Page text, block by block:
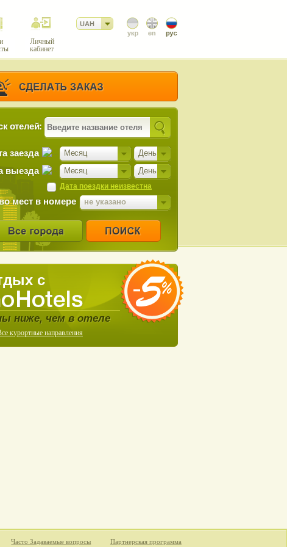
Личный
кабинет
UAH
отелей:
Месяц День
заезда
Месяц День
выезда
Дата поездки неизвестна
мест в номере не указано
с
ниже, чем в отеле
курортные направления
Часто Задаваемые вопросы Партнерская программа